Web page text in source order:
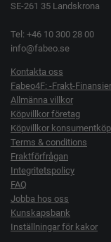
SE-261 35 Landskrona
Tel: +46 10 300 28 00
info@fabeo.se
Kontakta oss
Fabeo4F: -Frakt-
Allmänna villkor
Köpvillkor företag
Köpvillkor konsumentköp
Terms & conditions
Fraktförfrågan
Integritetspolicy
FAQ
Jobba hos oss
Kunskapsbank
Inställningar för kakor